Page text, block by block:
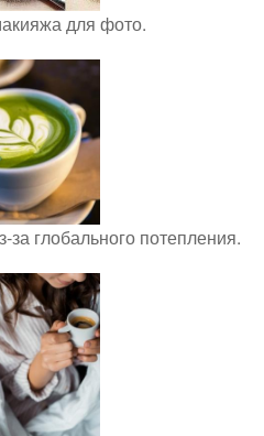
для фото.
за глобального потепления.